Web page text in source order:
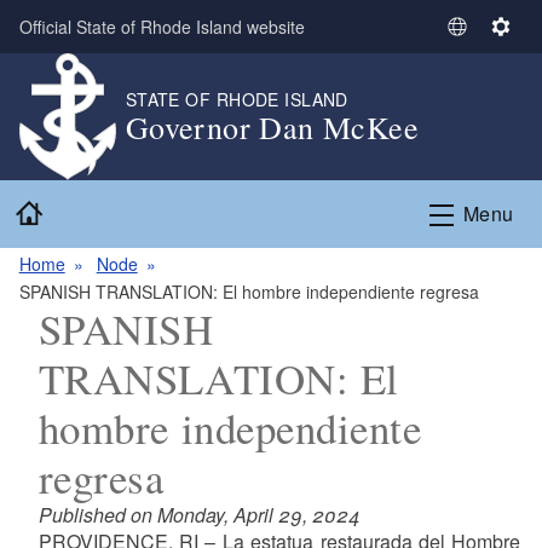
Skip to main content
Official State of Rhode Island website
S
t
L
g
S
n
g
STATE OF RHODE ISLAND
Governor Dan McKee
Menu
Home
Node
SPANISH TRANSLATION: El hombre independiente regresa
SPANISH
TRANSLATION: El
hombre independiente
regresa
Published on Monday, April 29, 2024
PROVIDENCE, RI – La estatua restaurada del Hombre